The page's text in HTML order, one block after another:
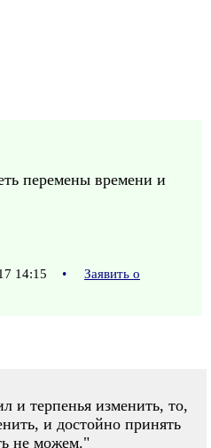
перемены времени и
14:15 •
Заявить о
и терпенья изменить, то,
и достойно принять
не можем."